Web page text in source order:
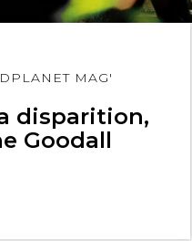
MAG'
disparition,
Goodall